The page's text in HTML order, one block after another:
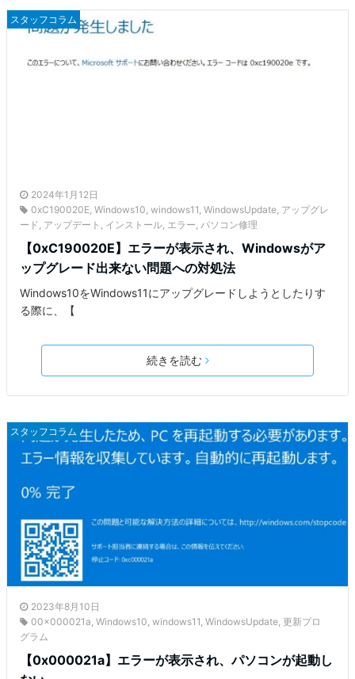
スタッフコラム
2024年1月12日
0xC190020E Windows10 windows11 WindowsUpdate アップグレ
ード アップデート インストール エラー パソコン修理
【0xC190020E】エラーが表示され、Windowsがア
ップグレード出来ない問題への対処法
Windows10をWindows11にアップグレードしようとしたりす
る際に、【
続きを読む
スタッフコラム
2023年8月10日
00x000021a, Windows10, windows11, WindowsUpdate, 更新プロ
グラム
【0x000021a】エラーが表示され、パソコンが起動し